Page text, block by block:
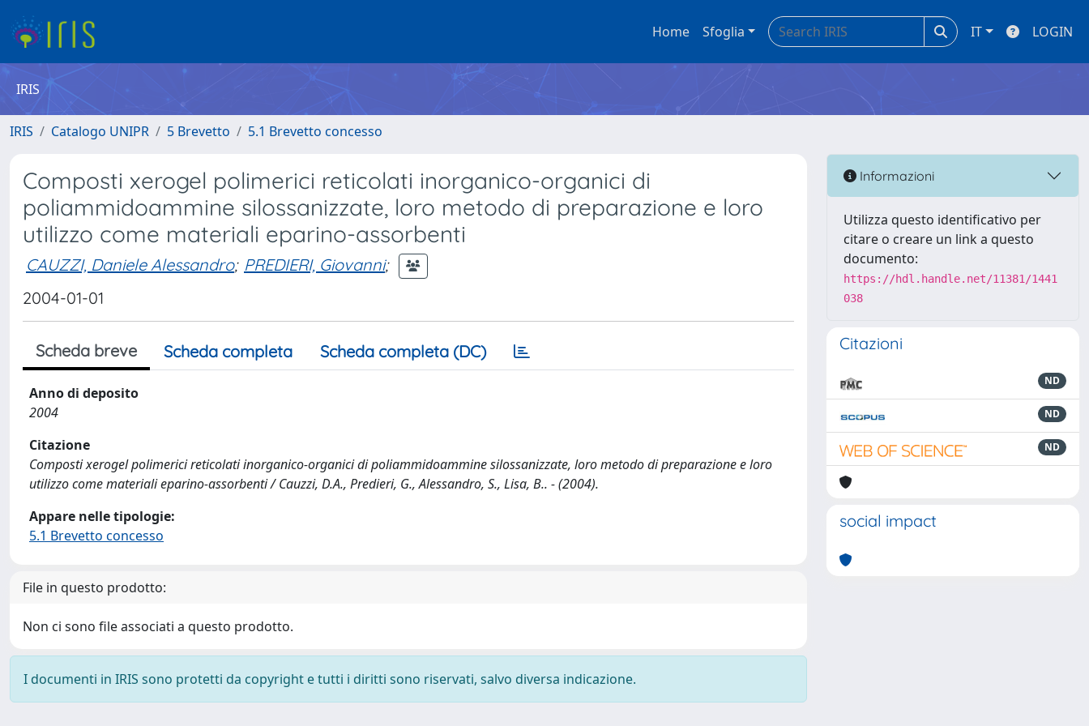
Home Sfoglia IT LOGIN
IRIS
IRIS Catalogo UNIPR 5 Brevetto 5.1 Brevetto concesso
Composti xerogel polimerici reticolati inorganico-organici di
poliammidoammine silossanizzate, loro metodo di preparazione e loro
utilizzo come materiali eparino-assorbenti
CAUZZI, Daniele Alessandro; PREDIERI, Giovanni;
2004-01-01
Scheda breve Scheda completa Scheda completa (DC)
Anno di deposito
2004
Citazione
Composti xerogel polimerici reticolati inorganico-organici di poliammidoammine silossanizzate, loro metodo di preparazione e loro
utilizzo come materiali eparino-assorbenti / Cauzzi, D.A., Predieri, G., Alessandro, S., Lisa, B.. - (2004).
Appare nelle tipologie:
5.1 Brevetto concesso
File in questo prodotto:
Non ci sono file associati a questo prodotto.
I documenti in IRIS sono protetti da copyright e tutti i diritti sono riservati, salvo diversa indicazione.
Informazioni
Utilizza questo identificativo per
citare o creare un link a questo
documento:
https://hdl.handle.net/11381/1441
038
Citazioni
ND
ND
ND
social impact